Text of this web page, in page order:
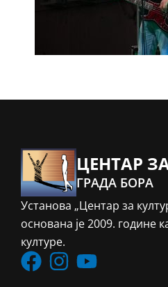
ЦЕНТАР
ГРАДА БОРА
Установа „Центар за
основана је 2009. године
културе.